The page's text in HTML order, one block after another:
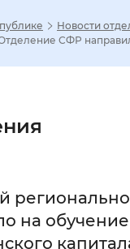
С засечками
Новости
СФР
на обучение